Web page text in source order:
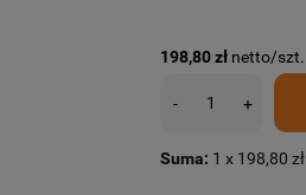
198,80 zł netto/szt.
- +
Suma: 1 x 198,80 zł